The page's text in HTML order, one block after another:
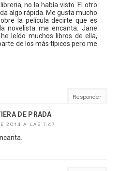
no la había visto. El otro
algo rápida. Me gusta mucho
la película decirte que es
novelista me encanta. Jane
leído muchos libros de ella,
de los más típicos pero me
Responder
DE PRADA
2014 A LAS 7:47